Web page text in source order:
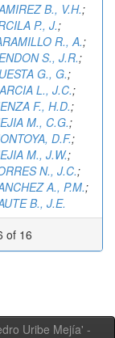
B., V.H.;
P., J.;
R., A.;
S., J.R.;
G., G.;
L., J.C.;
F., H.D.;
M., C.G.;
D.F.;
M., J.W.;
N., J.C.;
A., P.M.;
B., J.E.
of 16
Uribe Mejía' -